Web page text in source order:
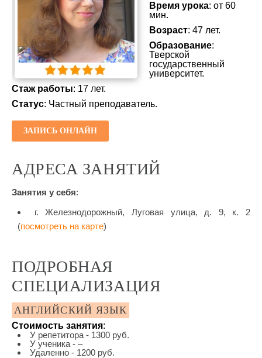
Время урока: от 60
мин.
Возраст: 47 лет.
Образование:
Тверской
государственный
университет.
Стаж работы: 17 лет.
Статус: Частный преподаватель.
ЗАПИСЬ ОНЛАЙН
АДРЕСА ЗАНЯТИЙ
Занятия у себя:
г. Железнодорожный, Луговая улица, д. 9, к. 2
(посмотреть на карте)
ПОДРОБНАЯ
СПЕЦИАЛИЗАЦИЯ
АНГЛИЙСКИЙ ЯЗЫК
Стоимость занятия:
У репетитора - 1300 руб.
У ученика - –
Удаленно - 1200 руб.